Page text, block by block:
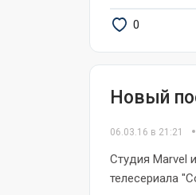
0
Новый
06.03.16 в 21:21
Студия Marvel
телесериала